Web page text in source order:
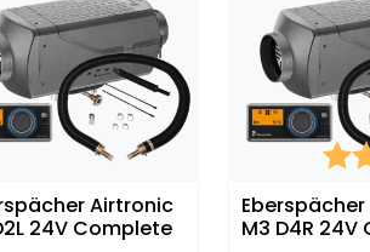
Airtronic
24V Complete
M3 D4R